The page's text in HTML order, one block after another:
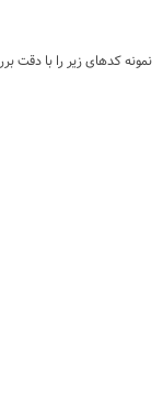
نمونه کدهای زیر را با دقت